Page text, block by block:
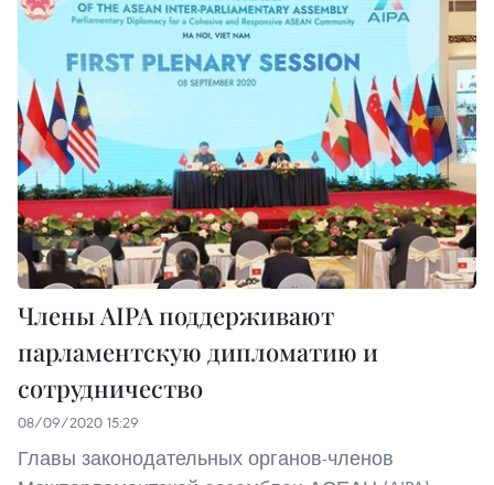
Члены AIPA поддерживают
парламентскую дипломатию и
сотрудничество
08/09/2020 15:29
Главы законодательных органов-членов